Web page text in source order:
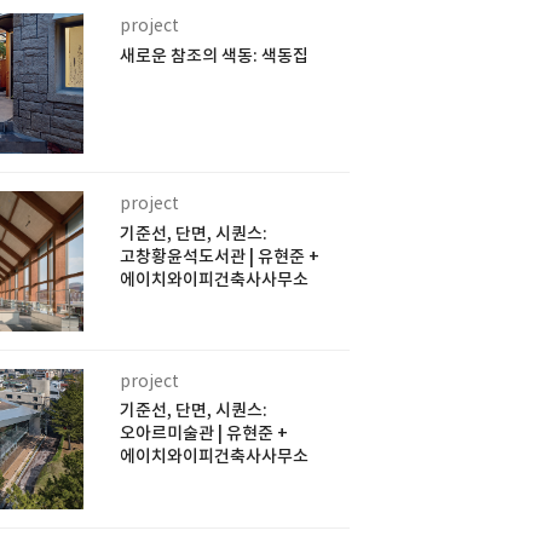
project
새로운 참조의 색동: 색동집
project
기준선, 단면, 시퀀스:
고창황윤석도서관 | 유현준 +
에이치와이피건축사사무소
project
기준선, 단면, 시퀀스:
오아르미술관 | 유현준 +
에이치와이피건축사사무소